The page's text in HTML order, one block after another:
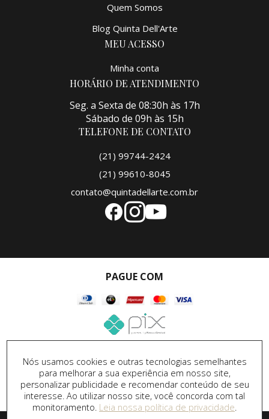
Quem Somos
Blog Quinta Dell'Arte
MEU ACESSO
Minha conta
HORÁRIO DE ATENDIMENTO
Seg. a Sexta de 08:30h às 17h
Sábado de 09h às 15h
TELEFONE DE CONTATO
(21) 99744-2424
(21) 99610-8045
contato@quintadellarte.com.br
PAGUE COM
SEGURANÇA
Nós usamos cookies e outras tecnologias semelhantes
para melhorar a sua experiência em nosso site,
personalizar publicidade e recomendar conteúdo de seu
interesse. Ao utilizar nosso site, você concorda com tal
monitoramento. Leia nossa política de privacidade.